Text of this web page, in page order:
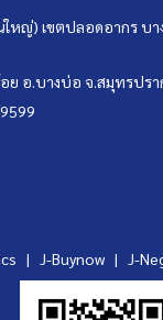
หญ่) เขตปลอดอากร บ
อ.บางบ่อ จ.สมุทรปรา
| J-Buynow | J-